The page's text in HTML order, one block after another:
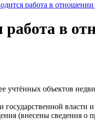
работа в
в
учтённых объектов
(внесены сведения о